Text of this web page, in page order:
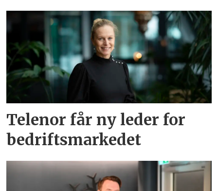
Telenor får ny leder for
bedriftsmarkedet